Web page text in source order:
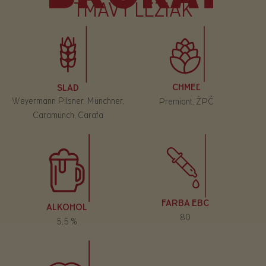
TMAVÝ LEŽIAK
SLAD
Weyermann Pilsner, Münchner,
Caramünch, Carafa
CHMEĽ
Premiant, ŽPČ
ALKOHOL
5,5 %
FARBA EBC
80